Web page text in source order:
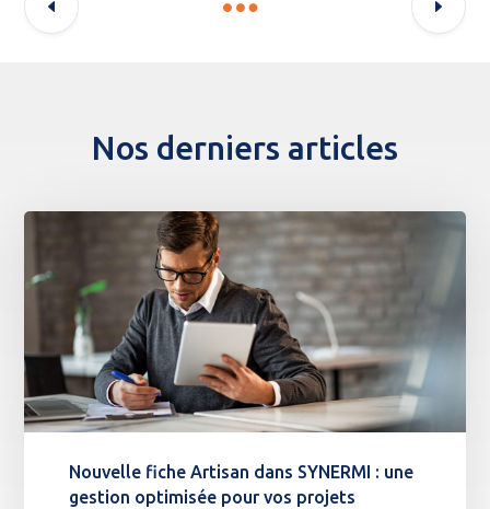
Nos derniers articles
Nouvelle fiche Artisan dans SYNERMI : une
gestion optimisée pour vos projets